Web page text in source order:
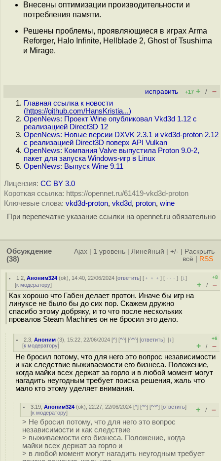
Внесены оптимизации производительности и
потребления памяти.
Решены проблемы, проявляющиеся в играх Arma
Reforger, Halo Infinite, Hellblade 2, Ghost of Tsushima
и Mirage.
исправить +17 + / –
Главная ссылка к новости
(https://github.com/HansKristia...)
OpenNews: Проект Wine опубликовал Vkd3d 1.12 с
реализацией Direct3D 12
OpenNews: Новые версии DXVK 2.3.1 и vkd3d-proton 2.12
c реализацией Direct3D поверх API Vulkan
OpenNews: Компания Valve выпустила Proton 9.0-2,
пакет для запуска Windows-игр в Linux
OpenNews: Выпуск Wine 9.11
Лицензия: CC BY 3.0
Короткая ссылка: https://opennet.ru/61419-vkd3d-proton
Ключевые слова: vkd3d-proton, vkd3d, proton, wine
При перепечатке указание ссылки на opennet.ru обязательно
Обсуждение
(38)
Ajax 1 уровень Линейный +/-
Раскрыть
всё
RSS
1.2 ,Аноним324 (ok), 14:40, 22/06/2024 [ответить] [ ﹢﹢﹢] [ · · ·][↓]
[к модератору]
+8
+ / –
Как хорошо что Габен делает протон. Иначе бы игр на
линуксе не было бы до сих пор. Скажем дружно
спасибо этому добряку, и то что после нескольких
провалов Steam Machines он не бросил это дело.
2.3 ,Аноним (3), 15:22, 22/06/2024 [^] [^^] [^^^] [ответить][↓]
[к модератору]
+6
+ / –
Не бросил потому, что для него это вопрос независимости
и как следствие выживаемости его бизнеса. Положение,
когда майки всех держат за горло и в любой момент могут
нагадить неугодным требует поиска решения, жаль что
мало кто этому уделяет внимания.
3.19 ,Аноним324 (ok), 22:27, 22/06/2024 [^] [^^] [^^^] [ответить]
[к модератору] + / –
> Не бросил потому, что для него это вопрос
независимости и как следствие
> выживаемости его бизнеса. Положение, когда
майки всех держат за горло и
> в любой момент могут нагадить неугодным требует